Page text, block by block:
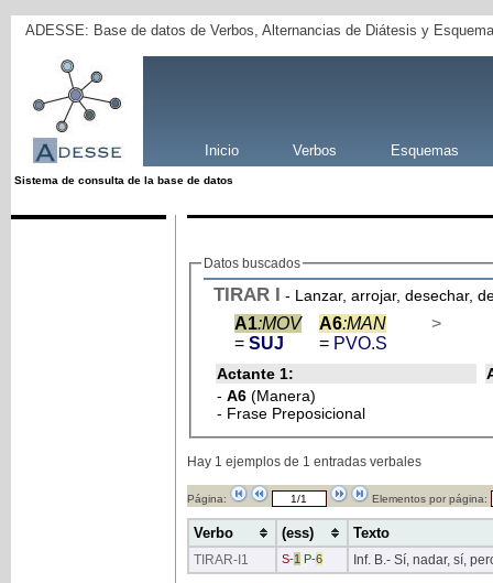
ADESSE: Base de datos de Verbos, Alternancias de Diátesis y
Inicio Verbos Esquemas
Sistema de consulta de la base de datos
Datos buscados
TIRAR I - Lanzar, arrojar, desechar,
A1:MOV
= SUJ
A6:MAN
= PVO.S
>
Actante 1:
- A6 (Manera)
- Frase Preposicional
Hay 1 ejemplos de 1 entradas verbales
Página: Elementos por página:
Verbo (ess) Texto
TIRAR-I1 S-1 P-6 Inf. B.- Sí, nadar, sí,